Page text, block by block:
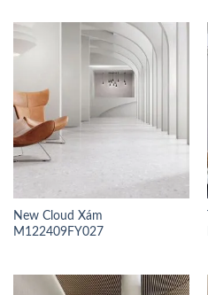
New Cloud Xám
M122409FY027